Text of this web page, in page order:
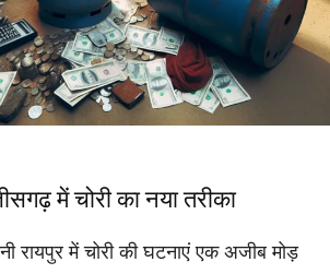
में चोरी का नया तरीका
रायपुर में चोरी की घटनाएं एक अजीब मोड़